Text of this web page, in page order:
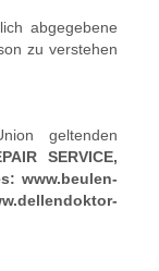
abgegebene
zu verstehen
geltenden
SERVICE,
www.beulen-